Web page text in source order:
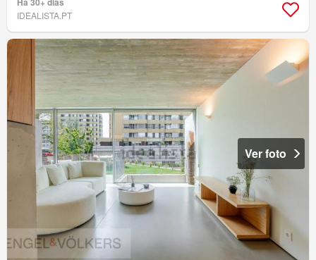
IDEALISTA.PT
Ver foto